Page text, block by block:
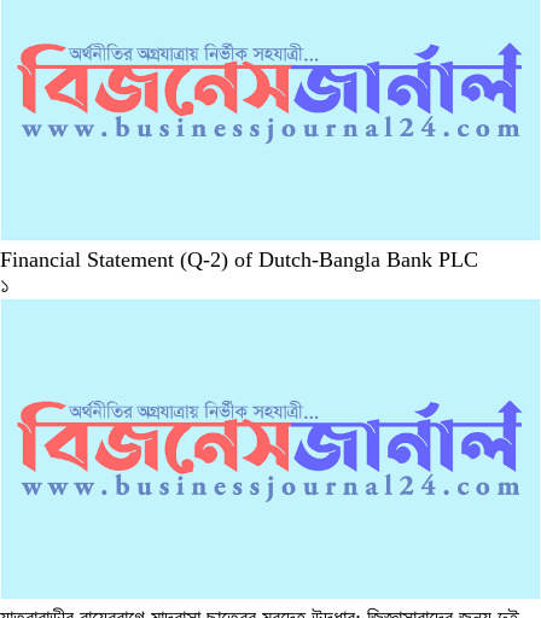
Financial Statement (Q-2) of Dutch-Bangla Bank PLC
১